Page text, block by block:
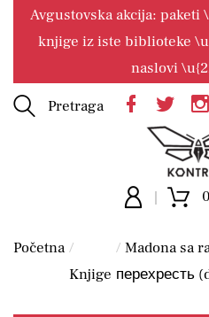
Avgustovska akcija: paketi
knjige iz iste biblioteke
naslovi
Pretraga
Početna
Knjige
Madona sa
перехресть